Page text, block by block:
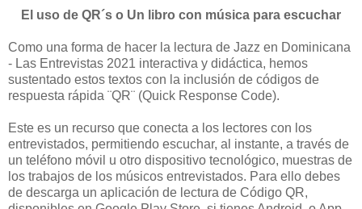
El uso de QR´s o Un libro con música para escuchar
Como una forma de hacer la lectura de Jazz en Dominicana
- Las Entrevistas 2021 interactiva y didáctica, hemos
sustentado estos textos con la inclusión de códigos de
respuesta rápida ¨QR¨ (Quick Response Code).
Este es un recurso que conecta a los lectores con los
entrevistados, permitiendo escuchar, al instante, a través de
un teléfono móvil u otro dispositivo tecnológico, muestras de
los trabajos de los músicos entrevistados. Para ello debes
de descarga un aplicación de lectura de Código QR,